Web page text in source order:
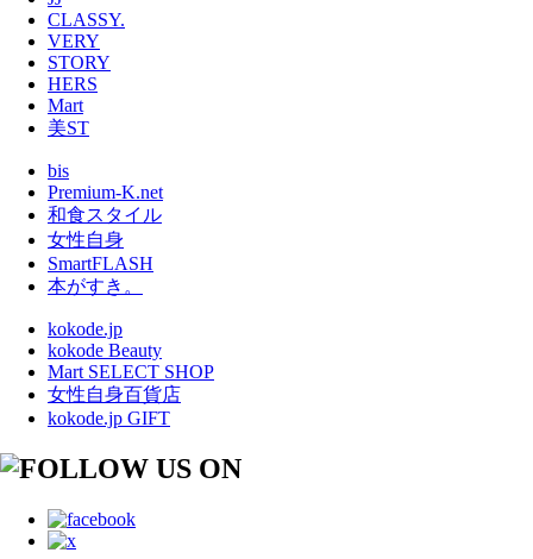
CLASSY.
VERY
STORY
HERS
Mart
美ST
bis
Premium-K.net
和食スタイル
女性自身
SmartFLASH
本がすき。
kokode.jp
kokode Beauty
Mart SELECT SHOP
女性自身百貨店
kokode.jp GIFT